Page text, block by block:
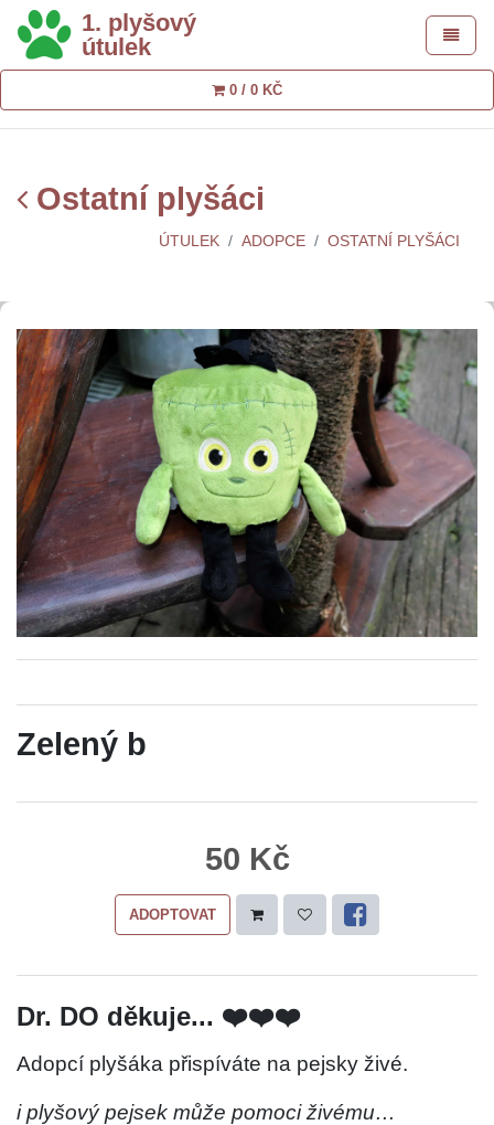
1. plyšový
útulek
Toggle
0 / 0 KČ
Ostatní plyšáci
ÚTULEK ADOPCE OSTATNÍ PLYŠÁCI
Zelený b
50 Kč
ADOPTOVAT
Dr. DO děkuje... ❤️❤️❤️
Adopcí plyšáka přispíváte na pejsky živé.
i plyšový pejsek může pomoci živému…